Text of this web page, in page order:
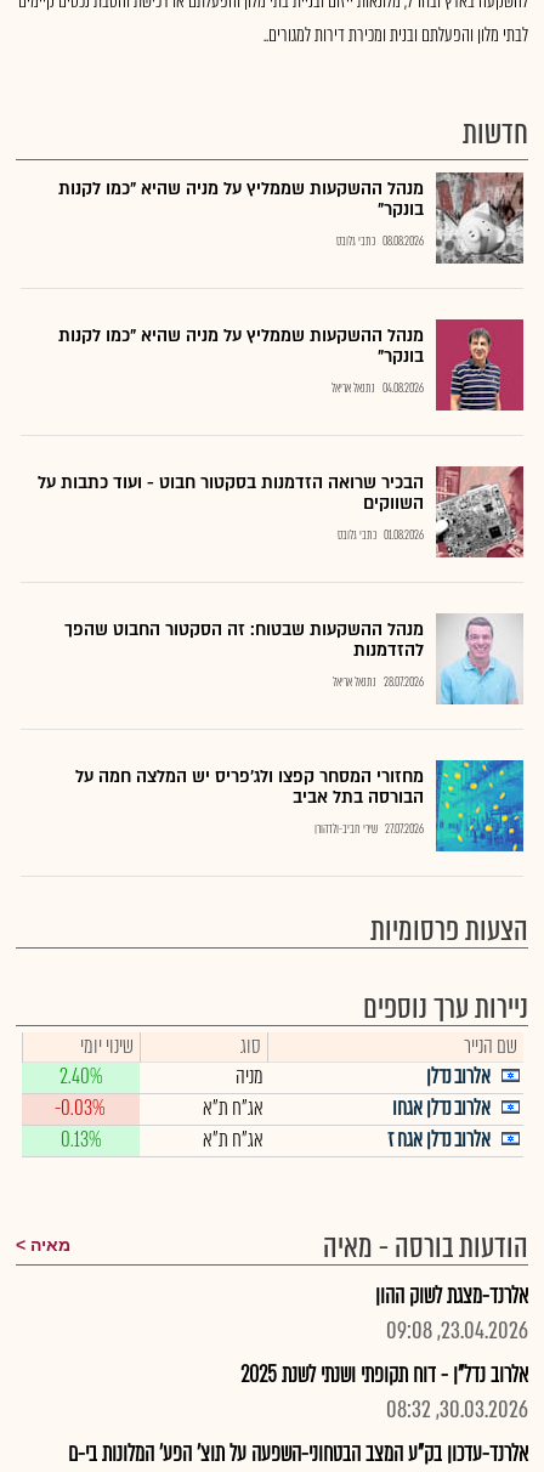
לבתי מלון והפעלתם ובנית ומכירת דירות למגורים..
חדשות
מנהל ההשקעות שממליץ על מניה שהיא "כמו לקנות
בונקר"
08.08.2026 כתבי גלובס
מנהל ההשקעות שממליץ על מניה שהיא "כמו לקנות
בונקר"
04.08.2026 נתנאל אריאל
הבכיר שרואה הזדמנות בסקטור חבוט - ועוד כתבות על
השווקים
01.08.2026 כתבי גלובס
מנהל ההשקעות שבטוח: זה הסקטור החבוט שהפך
להזדמנות
28.07.2026 נתנאל אריאל
מחזורי המסחר קפצו ולג'פריס יש המלצה חמה על
הבורסה בתל אביב
27.07.2026 שירי חביב-ולדהורן
הצעות פרסומיות
ניירות ערך נוספים
שם הנייר סוג
שינוי יומי
אלרוב נדלן
מניה
2.40%
אלרוב נדלן אגחו
אג"ח ת"א
-0.03%
אלרוב נדלן אגח ז
אג"ח ת"א 0.13%
הודעות בורסה - מאיה מאיה
אלרנד-מצגת לשוק ההון
23.04.2026, 09:08
אלרוב נדל"ן - דוח תקופתי ושנתי לשנת 2025
30.03.2026, 08:32
אלרנד-עדכון בק"ע המצב הבטחוני-השפעה על תוצ' הפע' המלונות בי-ם